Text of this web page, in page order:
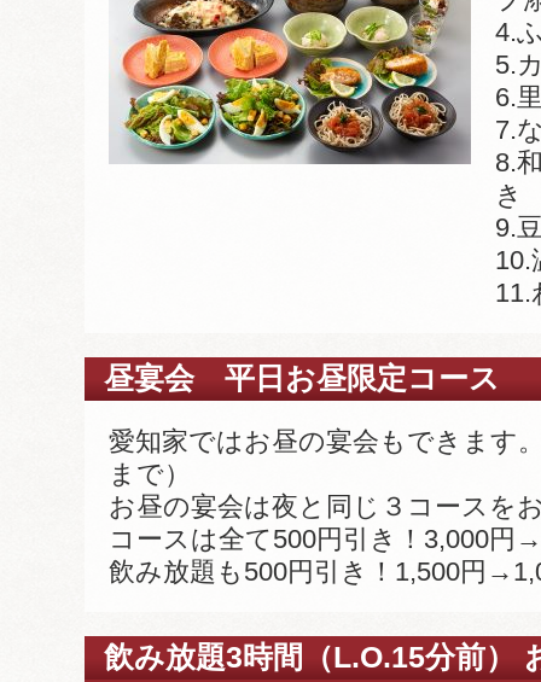
4.
5.
6.
7.
8.
き
9.
10.
11.
昼宴会 平日お昼限定コース
愛知家ではお昼の宴会もできます
まで）
お昼の宴会は夜と同じ３コースを
コースは全て500円引き！3,000円
飲み放題も500円引き！1,500円
飲み放題3時間（L.O.15分前）